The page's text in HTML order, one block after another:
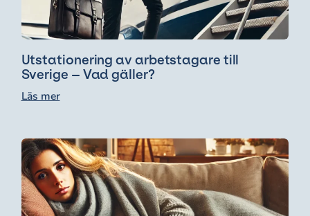
Utstationering av arbetstagare till
Sverige – Vad gäller?
Läs mer